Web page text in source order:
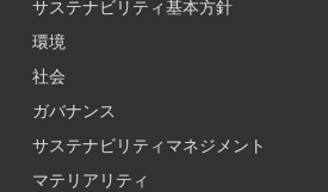
サステナビリティ基本方針
環境
社会
ガバナンス
サステナビリティマネジメント
マテリアリティ